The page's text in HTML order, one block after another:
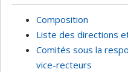
Composition
Liste des directions
Comités sous la
vice-recteurs